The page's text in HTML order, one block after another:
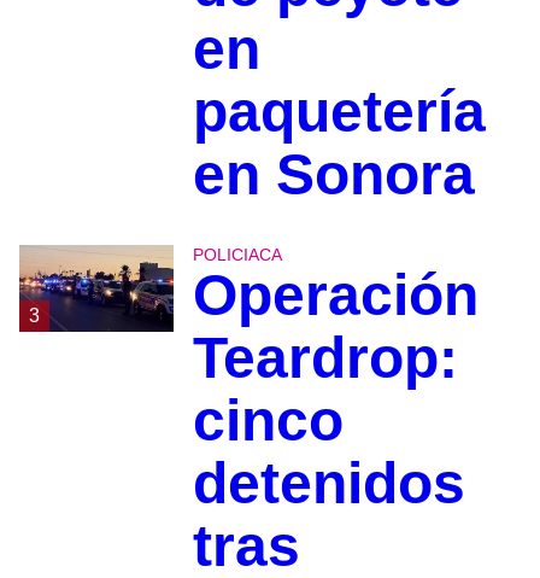
en
paquetería
en Sonora
3
POLICIACA
Operación
Teardrop:
cinco
detenidos
tras